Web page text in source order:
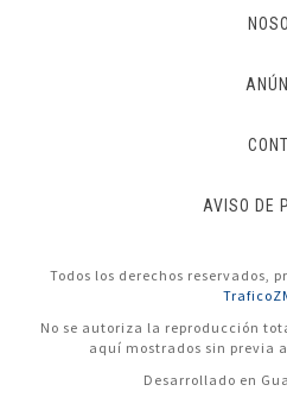
AVISO DE
Todos los derechos reservados,
No se autoriza la reproducción
aquí mostrados sin previa
Desarrollado en